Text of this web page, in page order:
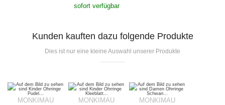
sofort verfügbar
Kunden kauften dazu folgende Produkte
Dies ist nur eine kleine Auswahl unserer Produkte
MONKIMAU MONKIMAU MONKIMAU